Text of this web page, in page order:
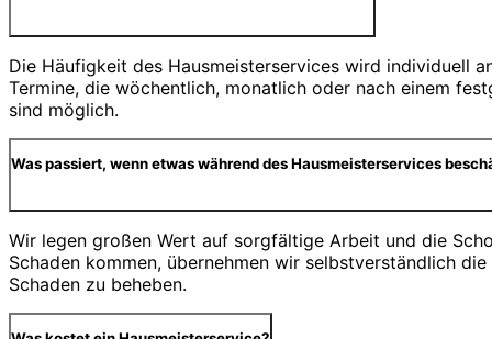
Die Häufigkeit des Hausmeisterservices wird individuell
Termine, die wöchentlich, monatlich oder nach einem
sind möglich.
Was passiert, wenn etwas während des Hausmeisterservices
Wir legen großen Wert auf sorgfältige Arbeit und die
Schaden kommen, übernehmen wir selbstverständlich
Schaden zu beheben.